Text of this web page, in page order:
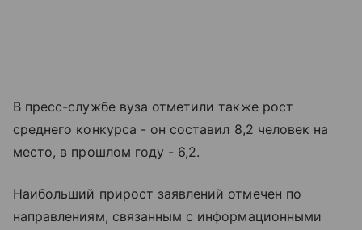
В пресс-службе вуза отметили также рост
среднего конкурса - он составил 8,2 человек на
место, в прошлом году - 6,2.
Наибольший прирост заявлений отмечен по
направлениям, связанным с информационными